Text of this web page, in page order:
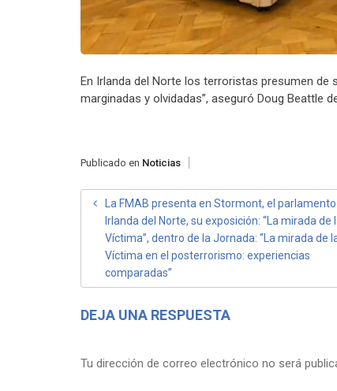
‪En Irlanda del Norte los terroristas presumen
marginadas y olvidadas”, aseguró Doug Beattle de
Publicado en Noticias
NAVEGACIÓN
ENTRADAS
La FMAB presenta en Stormont, el
Irlanda del Norte, su exposición: “La mirada de
Víctima”, dentro de la Jornada: “La mirada de
Víctima en el posterrorismo: experiencias
comparadas”
DEJA UNA RESPUESTA
Tu dirección de correo electrónico no será